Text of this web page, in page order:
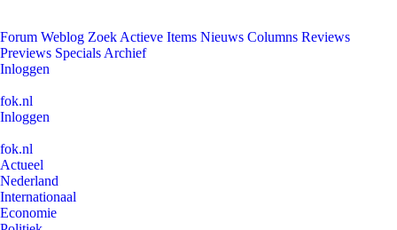
Forum Weblog Zoek Actieve Items Nieuws Columns Reviews
Previews Specials Archief
Inloggen
fok.nl
Inloggen
fok.nl
Actueel
Nederland
Internationaal
Economie